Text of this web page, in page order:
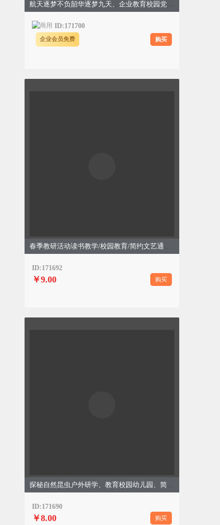
航天逐梦不负韶华逐梦九天、企业教育校园党政、简约实景、红色模板
ID:171700
企业会员免费 购买
春季教研活动读书教学/校园教育/简约文艺通用/绿色模板
ID:171692
￥9.00 购买
探秘自然昆虫户外研学、教育校园幼儿园、简约水彩、绿
ID:171690
￥8.00 购买